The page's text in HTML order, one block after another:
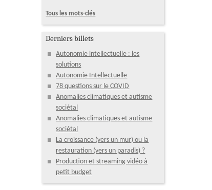
Tous les mots-clés
Derniers billets
Autonomie intellectuelle : les
solutions
Autonomie Intellectuelle
78 questions sur le COVID
Anomalies climatiques et autisme
sociétal
Anomalies climatiques et autisme
sociétal
La croissance (vers un mur) ou la
restauration (vers un paradis) ?
Production et streaming vidéo à
petit budget